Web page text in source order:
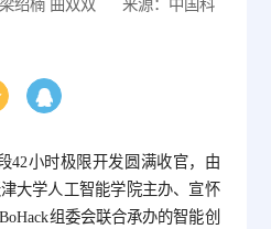
绍楠 曲双双
来源：中国科
42小时极限开发圆满收官，由
大学人工智能学院主办、宣怀
组委会联合承办的智能创